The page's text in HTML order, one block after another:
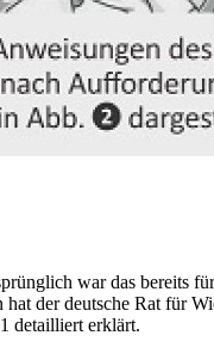
war das bereits
der deutsche Rat für
detailliert erklärt.